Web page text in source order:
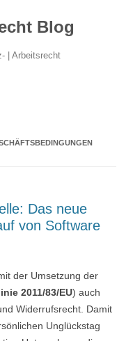
Blog
| Arbeitsrecht
Das neue
von Software
der Umsetzung der
2011/83/EU) auch
Widerrufsrecht. Damit
Unglückstag